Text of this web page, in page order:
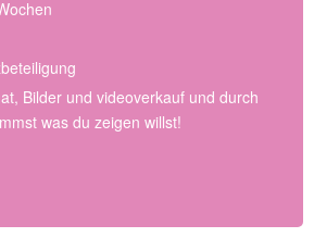
Bilder und videoverkauf und durch
was du zeigen willst!